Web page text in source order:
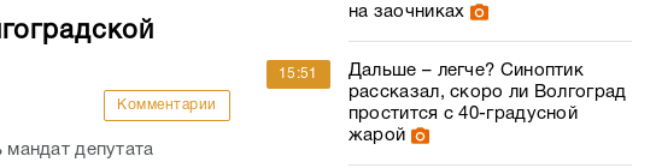
Комментарии
депутата
на заочниках
15:51
Дальше – легче? Синоптик
рассказал, скоро ли Волгоград
простится с 40-градусной
жарой